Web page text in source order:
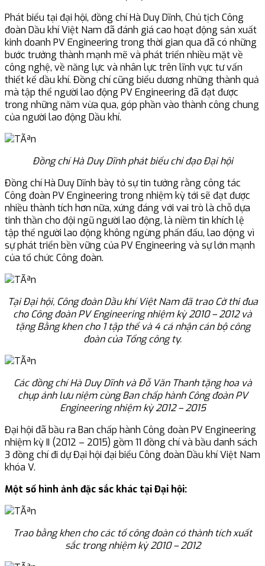
Phát biểu tại đại hội, đồng chí Hà Duy Dĩnh, Chủ tịch Công
đoàn Dầu khí Việt Nam đã đánh giá cao hoạt động sản xuất
kinh doanh PV Engineering trong thời gian qua đã có những
bước trưởng thành mạnh mẽ và phát triển nhiều mặt về
công nghệ, về năng lực và nhân lực trên lĩnh vực tư vấn
thiết kế dầu khí. Đồng chí cũng biểu dương những thành quả
mà tập thể người lao động PV Engineering đã đạt được
trong những năm vừa qua, góp phần vào thành công chung
của người lao động Dầu khí.
Đồng chí Hà Duy Dĩnh phát biểu chỉ đạo Đại hội
Đồng chí Hà Duy Dĩnh bày tỏ sự tin tưởng rằng công tác
Công đoàn PV Engineering trong nhiệm kỳ tới sẽ đạt được
nhiều thành tích hơn nữa, xứng đáng với vai trò là chỗ dựa
tinh thần cho đội ngũ người lao động, là niềm tin khích lệ
tập thể người lao động không ngừng phấn đấu, lao động vì
sự phát triển bền vững của PV Engineering và sự lớn mạnh
của tổ chức Công đoàn.
Tại Đại hội, Công đoàn Dầu khí Việt Nam đã trao Cờ thi đua
cho Công đoàn PV Engineering nhiệm kỳ 2010 – 2012 và
tặng Bằng khen cho 1 tập thể và 4 cá nhận cán bộ công
đoàn của Tổng công ty.
Các đồng chí Hà Duy Dĩnh và Đỗ Văn Thanh tặng hoa và
chụp ảnh lưu niệm cùng Ban chấp hành Công đoàn PV
Engineering nhiệm kỳ 2012 – 2015
Đại hội đã bầu ra Ban chấp hành Công đoàn PV Engineering
nhiệm kỳ II (2012 – 2015) gồm 11 đồng chí và bầu danh sách
3 đồng chí đi dự Đại hội đại biểu Công đoàn Dầu khí Việt Nam
khóa V.
Một số hình ảnh đặc sắc khác tại Đại hội:
Trao bằng khen cho các tổ công đoàn có thành tích xuất
sắc trong nhiệm kỳ 2010 – 2012